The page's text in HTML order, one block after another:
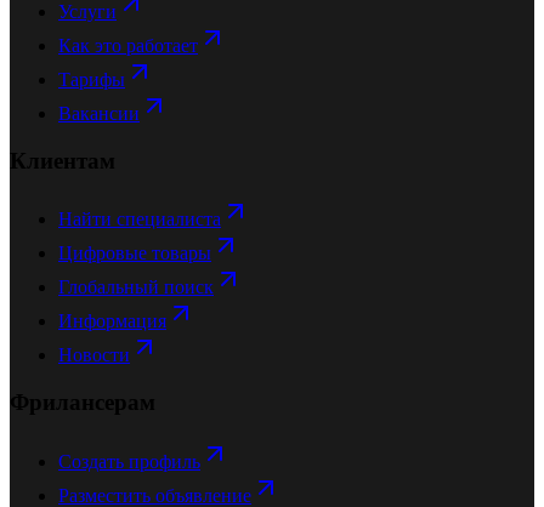
Услуги
Как это работает
Тарифы
Вакансии
Клиентам
Найти специалиста
Цифровые товары
Глобальный поиск
Информация
Новости
Фрилансерам
Создать профиль
Разместить объявление